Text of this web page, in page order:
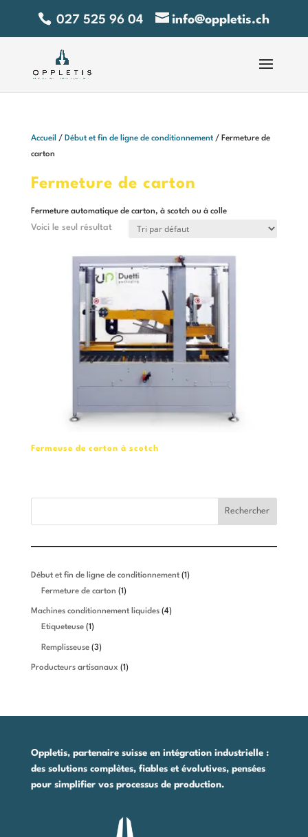
027 525 96 04 info@oppletis.ch
Accueil / Début et fin de ligne de conditionnement/ Fermeture de
carton
Fermeture de carton
Fermeture automatique de carton, à scotch ou à colle
Voici le seul résultat
Fermeuse de carton à scotch
Rechercher
Début et fin de ligne de conditionnement 11
Fermeture de carton 11
produit
Machines conditionnement liquides 44
Etiqueteuse 11
produit
Remplisseuse 33
produits
Producteurs artisanaux 11
Oppletis, partenaire suisse en intégration industrielle :
des solutions complètes, fiables et évolutives, pensées
pour simplifier vos processus de production.